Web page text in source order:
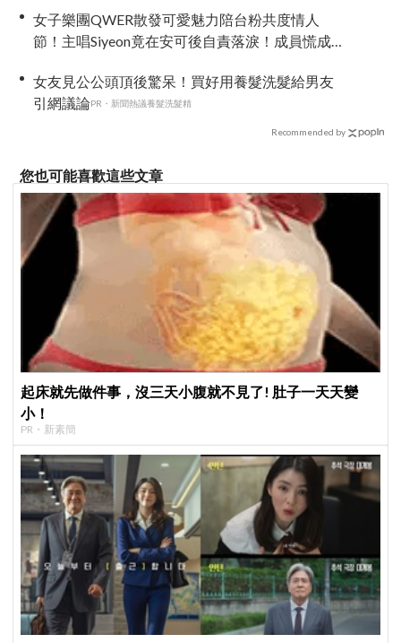
女子樂團QWER散發可愛魅力陪台粉共度情人
節！主唱Siyeon竟在安可後自責落淚！成員慌成一
女友見公公頭頂後驚呆！買好用養髮洗髮給男友
引網議論PR・新聞熱議養髮洗髮精
Recommended by
您也可能喜歡這些文章
起床就先做件事，沒三天小腹就不見了! 肚子一天天變
小！
PR・新素簡